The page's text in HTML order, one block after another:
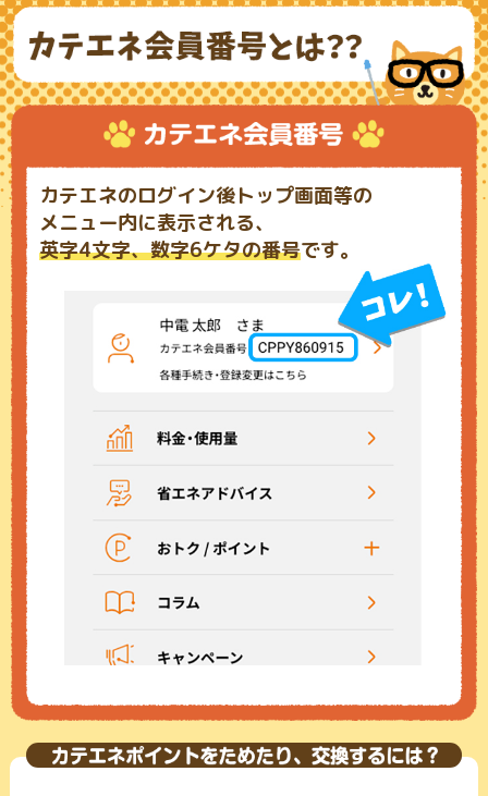
カテエネのログイン後トップ画面等の
メニュー内に表示される、
英字4文字、数字6ケタの番号です。